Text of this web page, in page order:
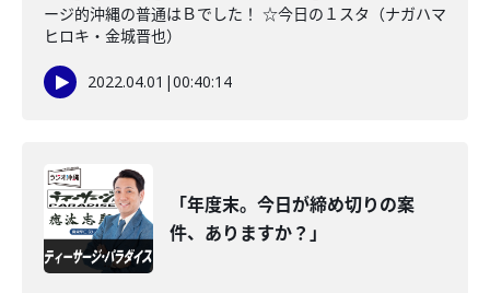
ージ的沖縄の普通はＢでした！ ☆今日の１スタ（ナガハマ
ヒロキ・金城晋也）
2022.04.01 |00:40:14
「年度末。今日が締め切りの案
件、ありますか？」